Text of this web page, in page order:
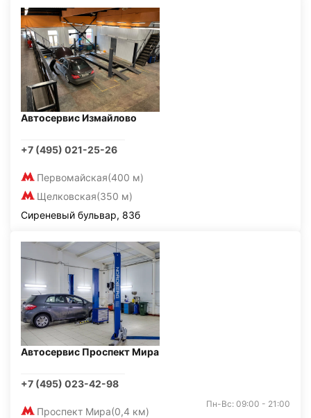
Автосервис Измайлово
+7 (495) 021-25-26
Первомайская(400 м)
Щелковская(350 м)
Сиреневый бульвар, 83б
Автосервис Проспект Мира
+7 (495) 023-42-98
Проспект Мира(0,4 км)
Пн-Вс: 09:00 - 21:00